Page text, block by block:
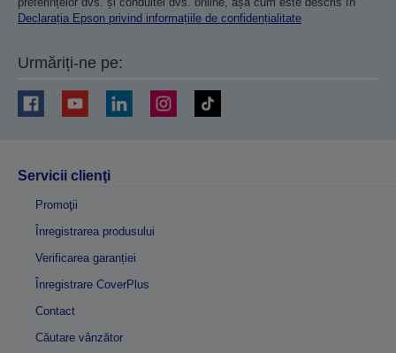
Declarația Epson privind informațiile de confidențialitate
Urmăriți-ne pe:
Servicii clienţi
Promoţii
Înregistrarea produsului
Verificarea garanției
Înregistrare CoverPlus
Contact
Căutare vânzător